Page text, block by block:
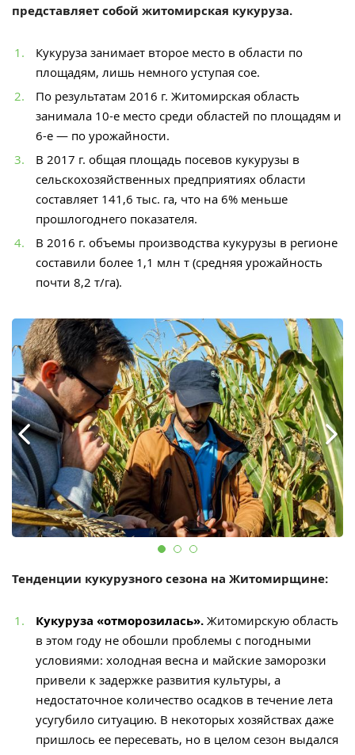
представляет собой житомирская кукуруза.
Кукуруза занимает второе место в области по
площадям, лишь немного уступая сое.
По результатам 2016 г. Житомирская область
занимала 10-е место среди областей по площадям и
6-е — по урожайности.
В 2017 г. общая площадь посевов кукурузы в
сельскохозяйственных предприятиях области
составляет 141,6 тыс. га, что на 6% меньше
прошлогоднего показателя.
В 2016 г. объемы производства кукурузы в регионе
составили более 1,1 млн т (средняя урожайность
почти 8,2 т/га).
Тенденции кукурузного сезона на Житомирщине:
Кукуруза «отморозилась». Житомирскую область
в этом году не обошли проблемы с погодными
условиями: холодная весна и майские заморозки
привели к задержке развития культуры, а
недостаточное количество осадков в течение лета
усугубило ситуацию. В некоторых хозяйствах даже
пришлось ее пересевать, но в целом сезон выдался